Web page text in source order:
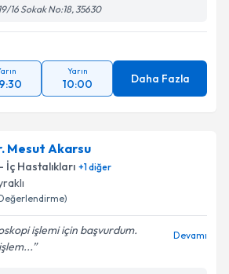
16 Sokak No:18, 35630
Yarın
10:00 Daha Fazla
Mesut Akarsu
İç Hastalıkları +1diğer
işlemi için başvurdum.
Devamı